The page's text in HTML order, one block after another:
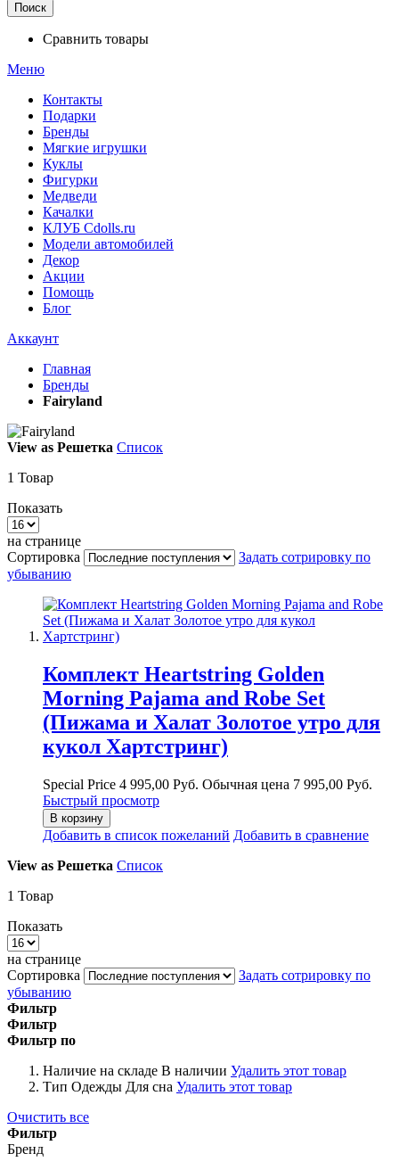
Поиск
Сравнить товары
Меню
Контакты
Подарки
Бренды
Мягкие игрушки
Куклы
Фигурки
Медведи
Качалки
КЛУБ Cdolls.ru
Модели автомобилей
Декор
Акции
Помощь
Блог
Аккаунт
Главная
Бренды
Fairyland
View as Решетка Список
1 Товар
Показать
на странице
Сортировка
Задать сотрировку по
убыванию
Комплект Heartstring Golden
Morning Pajama and Robe Set
(Пижама и Халат Золотое утро для
кукол Хартстринг)
Special Price 4 995,00 Руб. Обычная цена 7 995,00 Руб.
Быстрый просмотр
В корзину
Добавить в список пожеланий Добавить в сравнение
View as Решетка Список
1 Товар
Показать
на странице
Сортировка
Задать сотрировку по
убыванию
Фильтр
Фильтр
Фильтр по
Наличие на складе В наличии Удалить этот товар
Тип Одежды Для сна Удалить этот товар
Очистить все
Фильтр
Бренд